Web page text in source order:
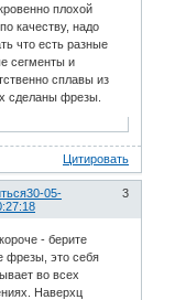
плохой
качеству, надо
что есть разные
сегменты и
сплавы из
сделаны фрезы.
Цитировать
3
30-05-
- берите
фрезы, это себя
во всех
Наверхц